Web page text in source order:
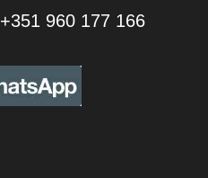
+351 960 177 166